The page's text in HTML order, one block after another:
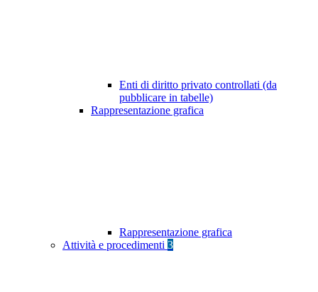
Enti di diritto privato controllati (da
pubblicare in tabelle)
Rappresentazione grafica
Rappresentazione grafica
Attività e procedimenti 3